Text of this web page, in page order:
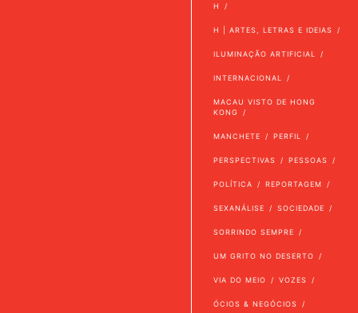
H
H | ARTES, LETRAS E IDEIAS
ILUMINAÇÃO ARTIFICIAL
INTERNACIONAL
MACAU VISTO DE HONG
KONG
MANCHETE PERFIL
PERSPECTIVAS PESSOAS
POLÍTICA REPORTAGEM
SEXANÁLISE SOCIEDADE
SORRINDO SEMPRE
UM GRITO NO DESERTO
VIA DO MEIO VOZES
ÓCIOS & NEGÓCIOS